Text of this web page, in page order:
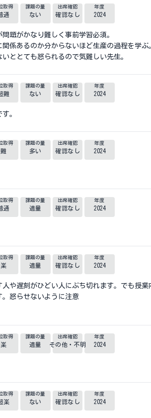
取得
通
課題の量
ない
出席確認
確認なし
年度
2024
題がかなり難しく事前学習必須。
係あるのか分からないほど生産の過程を学ぶ
ととても怒られるので気難しい先生。
取得
難
課題の量
ない
出席確認
確認なし
年度
2024
。
取得
難
課題の量
多い
出席確認
確認なし
年度
2024
取得
通
課題の量
適量
出席確認
確認なし
年度
2024
取得
楽
課題の量
適量
出席確認
確認なし
年度
2024
や遅刻がひどい人にぶち切れます。でも授
怒らせないように注意
取得
楽
課題の量
適量
出席確認
その他・不明
年度
2024
取得
楽
課題の量
ない
出席確認
確認なし
年度
2024